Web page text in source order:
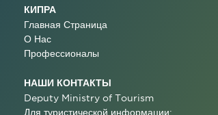
КИПРА
Главная Страница
О Нас
Профессионалы
НАШИ КОНТАКТЫ
Deputy Ministry of Tourism
Для туристической информации: